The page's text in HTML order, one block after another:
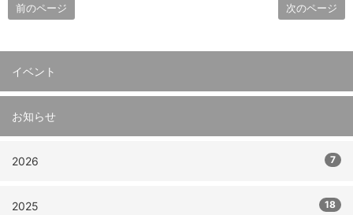
前のページ 次のページ
イベント
お知らせ
2026 7
2025 18